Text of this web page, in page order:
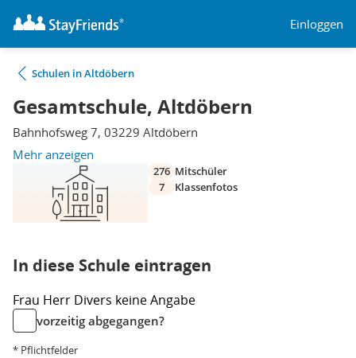
Einloggen
Schulen in Altdöbern
Gesamtschule, Altdöbern
Bahnhofsweg 7, 03229 Altdöbern
Mehr anzeigen
276 Mitschüler
7
Klassenfotos
In diese Schule eintragen
Frau Herr Divers keine Angabe
vorzeitig abgegangen?
* Pflichtfelder